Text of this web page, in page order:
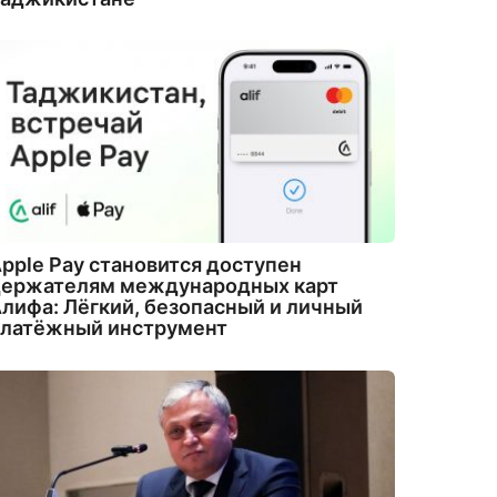
Pay становится доступен
международных карт
Лёгкий, безопасный и личный
инструмент